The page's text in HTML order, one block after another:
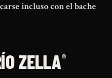
incluso con el bache
ZELLA®